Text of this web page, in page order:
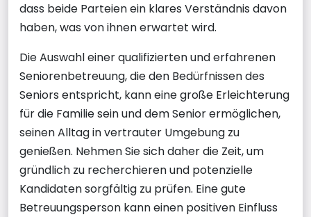
dass beide Parteien ein klares Verständnis davon
haben, was von ihnen erwartet wird.
Die Auswahl einer qualifizierten und erfahrenen
Seniorenbetreuung, die den Bedürfnissen des
Seniors entspricht, kann eine große Erleichterung
für die Familie sein und dem Senior ermöglichen,
seinen Alltag in vertrauter Umgebung zu
genießen. Nehmen Sie sich daher die Zeit, um
gründlich zu recherchieren und potenzielle
Kandidaten sorgfältig zu prüfen. Eine gute
Betreuungsperson kann einen positiven Einfluss